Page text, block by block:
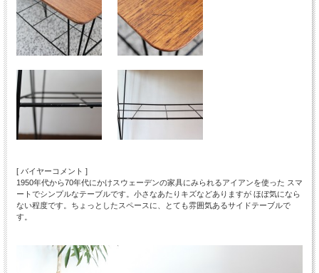
[ バイヤーコメント ]
1950年代から70年代にかけスウェーデンの家具にみられるアイアンを使った スマ
ートでシンプルなテーブルです。小さなあたりキズなどありますが ほぼ気になら
ない程度です。ちょっとしたスペースに、とても雰囲気あるサイドテーブルで
す。